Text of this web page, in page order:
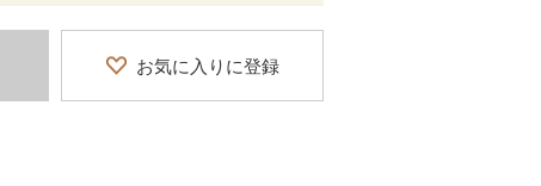
お気に入りに登録